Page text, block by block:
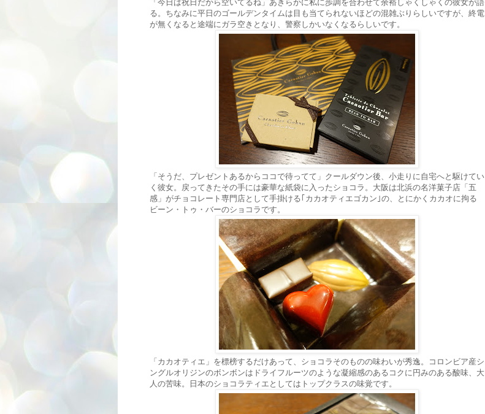
「今日は祝日だから空いてるね」あきらかに私に歩調を合わせて余裕しゃくしゃくの彼女が語
る。ちなみに平日のゴールデンタイムは目も当てられないほどの混雑ぶりらしいですが、終電
が無くなると途端にガラ空きとなり、警察しかいなくなるらしいです。
「そうだ、プレゼントあるからココで待ってて」クールダウン後、小走りに自宅へと駆けてい
く彼女。戻ってきたその手には豪華な紙袋に入ったショコラ。大阪は北浜の名洋菓子店「五
感」がチョコレート専門店として手掛ける｢カカオティエゴカン｣の、とにかくカカオに拘る
ビーン・トゥ・バーのショコラです。
「カカオティエ」を標榜するだけあって、ショコラそのものの味わいが秀逸。コロンビア産シ
ングルオリジンのボンボンはドライフルーツのような凝縮感のあるコクに円みのある酸味、大
人の苦味。日本のショコラティエとしてはトップクラスの味覚です。